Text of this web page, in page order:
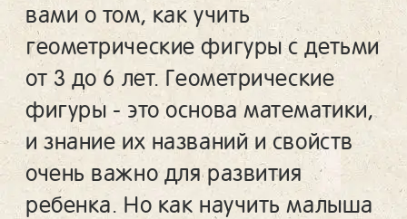
вами о том, как учить
геометрические фигуры с детьми
от 3 до 6 лет. Геометрические
фигуры - это основа математики,
и знание их названий и свойств
очень важно для развития
ребенка. Но как научить малыша